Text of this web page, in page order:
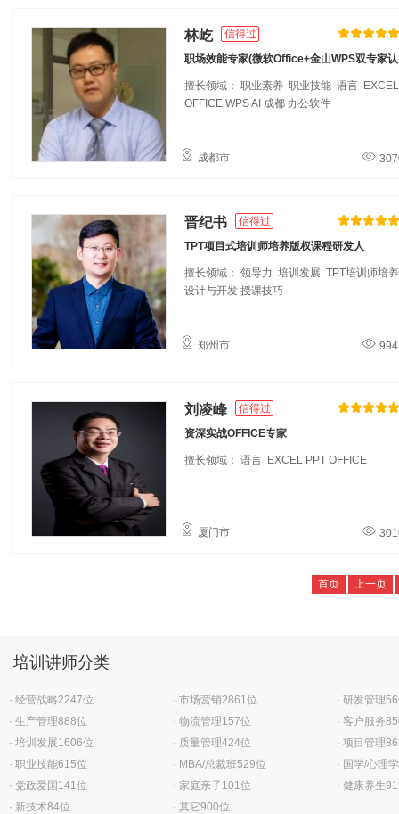
林屹
信得过
职场效能专家(微软Office+金山WPS双专家认
擅长领域： 职业素养 职业技能 语言 EXCEL
OFFICE WPSAI 成都 办公软件
成都市
晋纪书
信得过
TPT项目式培训师培养版权课程研发人
擅长领域： 领导力 培训发展 TPT培训师培养
设计与开发 授课技巧
郑州市
刘凌峰
信得过
资深实战OFFICE专家
擅长领域： 语言 EXCEL PPT OFFICE
厦门市
首页 上一页
培训讲师分类
· 经营战略2247位 · 市场营销2861位 · 研发管理
· 生产管理888位 · 物流管理157位 · 客户服务
· 培训发展1606位 · 质量管理424位 · 项目管理
· 职业技能615位 · MBA/总裁班529位 · 国学/心理学
· 党政爱国 141位 · 家庭亲子101位 · 健康养生
· 新技术84位 · 其它900位